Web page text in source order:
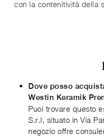
con la contenitività della
Dove posso
Westin Keramik
Puoi trovare questo
S.r.l, situato in Via
negozio offre